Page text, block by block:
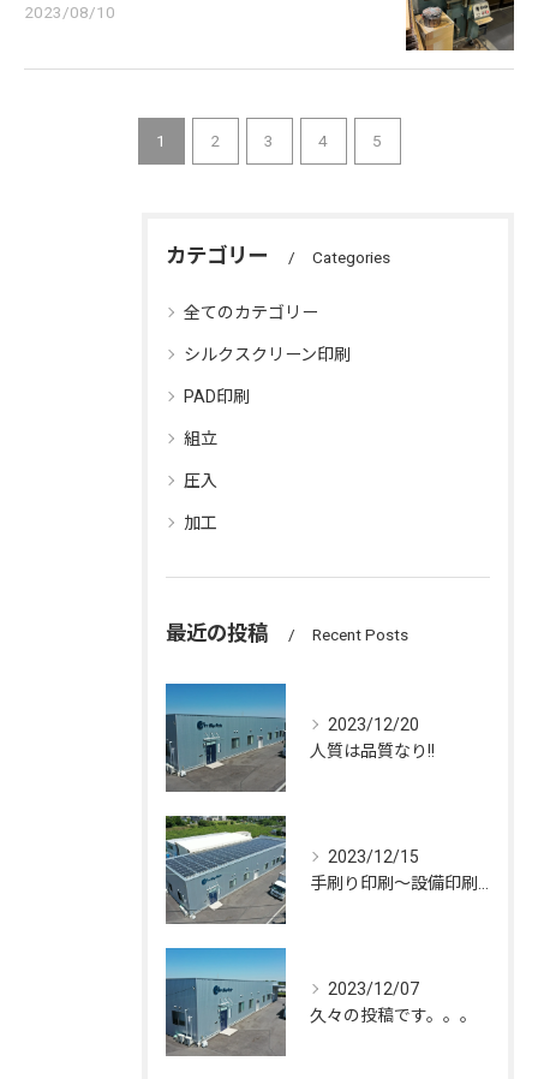
2023/08/10
1 2 3 4 5
カテゴリー Categories
全てのカテゴリー
シルクスクリーン印刷
PAD印刷
組立
圧入
加工
最近の投稿 Recent Posts
2023/12/20
人質は品質なり!!
2023/12/15
2023/12/07
久々の投稿です。。。